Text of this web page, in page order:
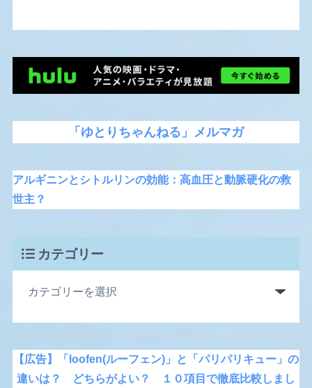
「ゆとりちゃんねる」メルマガ
アルギニンとシトルリンの効能：高血圧と動脈硬化の救
世主？
カテゴリー
【広告】「loofen(ルーフェン)」と「パリパリキュー」の
違いは？ どちらがよい？ １０項目で徹底比較しまし